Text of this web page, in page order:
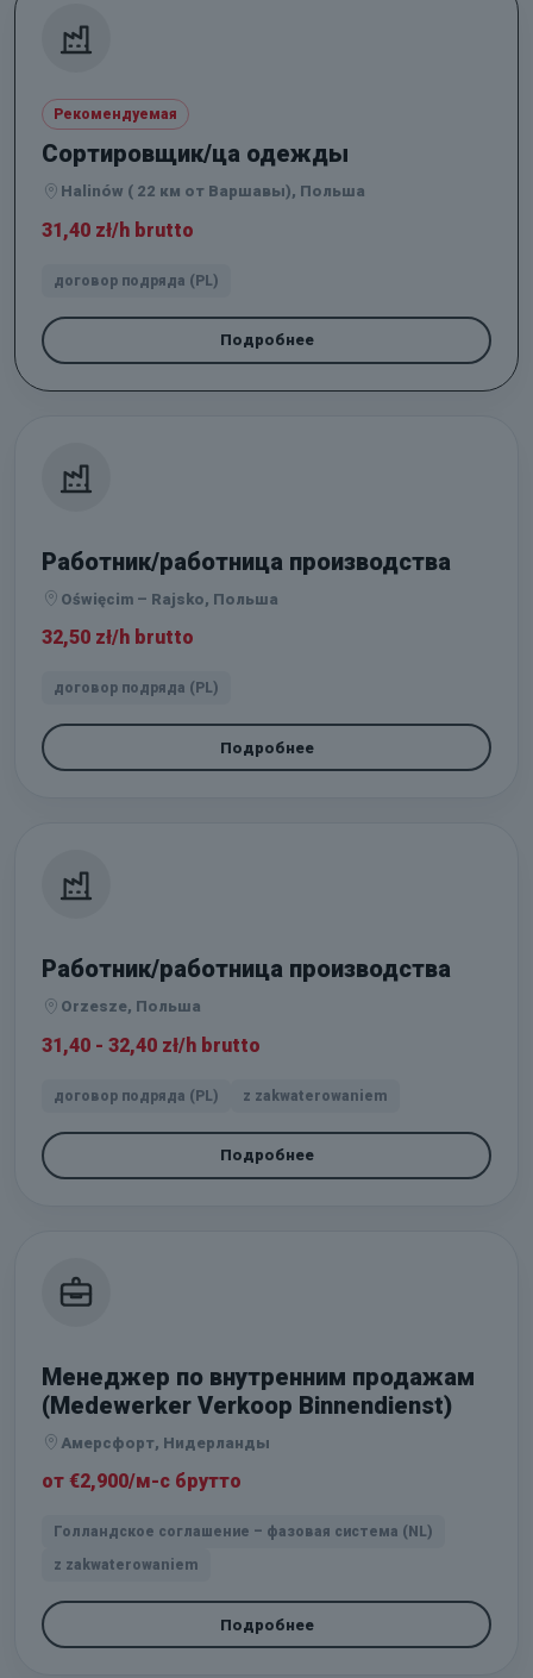
Рекомендуемая
Сортировщик/ца одежды
Halinów ( 22 км от Варшавы), Польша
31,40 zł/h brutto
договор подряда (PL)
Подробнее
Работник/работница производства
Oświęcim – Rajsko, Польша
32,50 zł/h brutto
договор подряда (PL)
Подробнее
Работник/работница производства
Orzesze, Польша
31,40 - 32,40 zł/h brutto
договор подряда (PL) z zakwaterowaniem
Подробнее
Менеджер по внутренним продажам
(Medewerker Verkoop Binnendienst)
Амерсфорт, Нидерланды
от €2,900/м-с брутто
Голландское соглашение – фазовая система (NL)
z zakwaterowaniem
Подробнее